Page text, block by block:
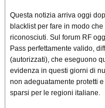
Questa notizia arriva oggi
blacklist per fare in modo
riconosciuti. Sul forum RF
Pass perfettamente valido,
(autorizzati), che eseguono
evidenza in questi giorni di
non adeguatamente protetti
sparsi per le regioni italiane.